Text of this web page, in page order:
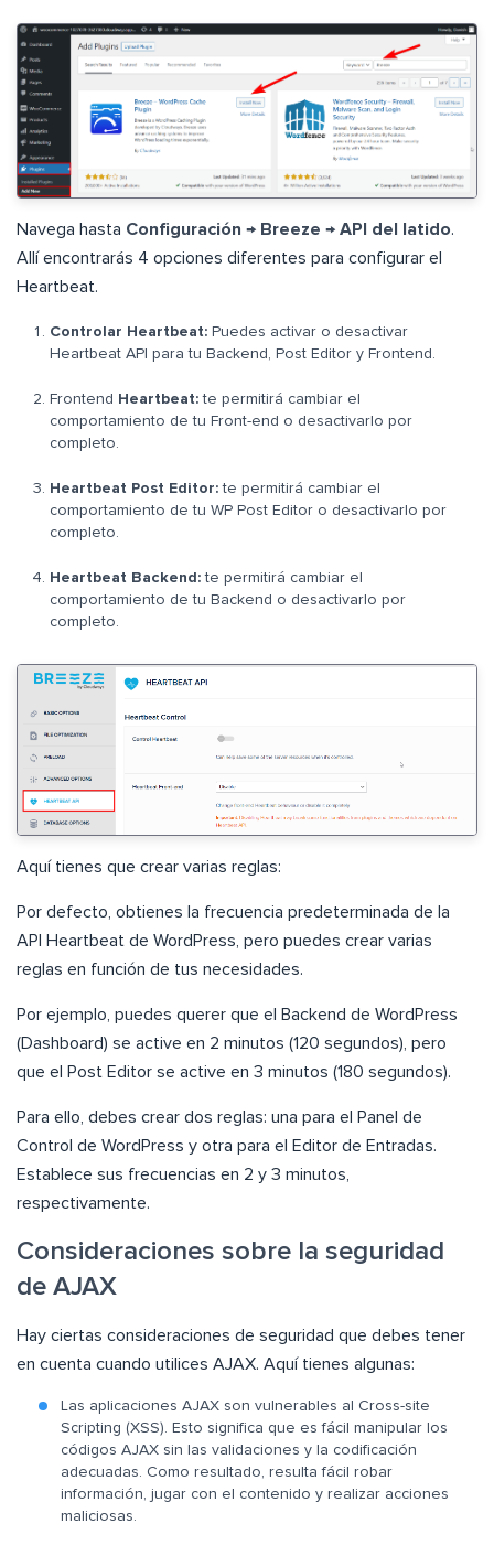
Navega hasta Configuración → Breeze → API del latido.
Allí encontrarás 4 opciones diferentes para configurar el
Heartbeat.
Controlar Heartbeat: Puedes activar o desactivar
Heartbeat API para tu Backend, Post Editor y Frontend.
Frontend Heartbeat: te permitirá cambiar el
comportamiento de tu Front-end o desactivarlo por
completo.
Heartbeat Post Editor: te permitirá cambiar el
comportamiento de tu WP Post Editor o desactivarlo por
completo.
Heartbeat Backend: te permitirá cambiar el
comportamiento de tu Backend o desactivarlo por
completo.
Aquí tienes que crear varias reglas:
Por defecto, obtienes la frecuencia predeterminada de la
API Heartbeat de WordPress, pero puedes crear varias
reglas en función de tus necesidades.
Por ejemplo, puedes querer que el Backend de WordPress
(Dashboard) se active en 2 minutos (120 segundos), pero
que el Post Editor se active en 3 minutos (180 segundos).
Para ello, debes crear dos reglas: una para el Panel de
Control de WordPress y otra para el Editor de Entradas.
Establece sus frecuencias en 2 y 3 minutos,
respectivamente.
Consideraciones sobre la seguridad
de AJAX
Hay ciertas consideraciones de seguridad que debes tener
en cuenta cuando utilices AJAX. Aquí tienes algunas:
Las aplicaciones AJAX son vulnerables al Cross-site
Scripting (XSS). Esto significa que es fácil manipular los
códigos AJAX sin las validaciones y la codificación
adecuadas. Como resultado, resulta fácil robar
información, jugar con el contenido y realizar acciones
maliciosas.